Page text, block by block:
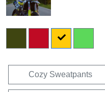
Cozy Sweatpants